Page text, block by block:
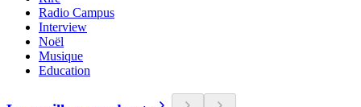
Radio Campus
Interview
Noël
Musique
Education